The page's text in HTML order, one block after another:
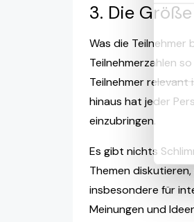
3. Die
Was die Teilnehmer
Teilnehmerzahlen
Teilnehmer
hinaus hat jeder
einzubringen.
Es gibt nichts
Themen
insbesondere für
Meinungen und